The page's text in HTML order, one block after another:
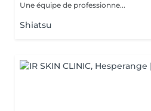
Une équipe de professionne...
Shiatsu